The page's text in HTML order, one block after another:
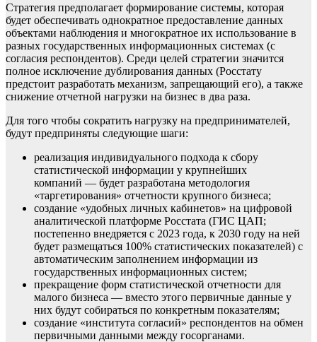
Стратегия предполагает формирование системы, которая
будет обеспечивать однократное предоставление данных
объектами наблюдения и многократное их использование в
разных государственных информационных системах (с
согласия респондентов). Среди целей стратегии значится
полное исключение дублирования данных (Росстату
предстоит разработать механизм, запрещающий его), а также
снижение отчетной нагрузки на бизнес в два раза.
Для того чтобы сократить нагрузку на предпринимателей,
будут предприняты следующие шаги:
реализация индивидуального подхода к сбору
статистической информации у крупнейших
компаний — будет разработана методология
«таргетирования» отчетности крупного бизнеса;
создание «удобных личных кабинетов» на цифровой
аналитической платформе Росстата (ГИС ЦАП;
постепенно внедряется с 2023 года, к 2030 году на ней
будет размещаться 100% статистических показателей) с
автоматическим заполнением информации из
государственных информационных систем;
прекращение форм статистической отчетности для
малого бизнеса — вместо этого первичные данные у
них будут собираться по конкретным показателям;
создание «института согласий» респондентов на обмен
первичными данными между госорганами.